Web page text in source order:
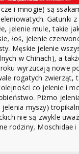
i mnogie) są
Gatunki z
jelenie mule, takie
łoś, jelenie
Męskie jelenie
w Chinach), a
wyrzucają nowe
rogatych zwierząt,
co jelenie i
Piżmo
myszy)
nie są zwykle
rodziny, Moschidae i